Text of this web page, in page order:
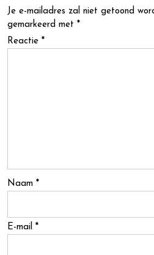
Je e-mailadres zal niet getoond
gemarkeerd met *
Reactie *
Naam *
E-mail *